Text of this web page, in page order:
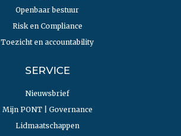
Openbaar bestuur
Risk en Compliance
Toezicht en accountability
SERVICE
Nieuwsbrief
Mijn PONT | Governance
Lidmaatschappen